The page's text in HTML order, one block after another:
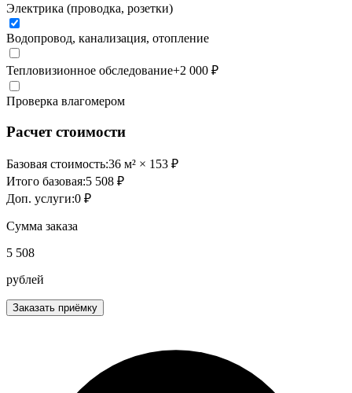
Электрика (проводка, розетки)
Водопровод, канализация, отопление
Тепловизионное обследование+2 000 ₽
Проверка влагомером
Расчет стоимости
Базовая стоимость:36 м² × 153 ₽
Итого базовая:5 508 ₽
Доп. услуги:0 ₽
Сумма заказа
5 508
рублей
Заказать приёмку